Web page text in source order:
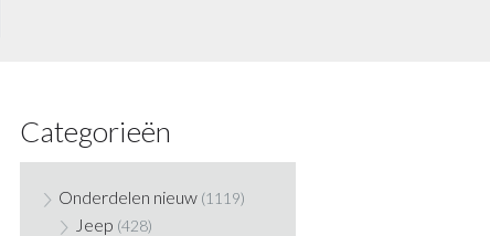
Categorieën
Onderdelen nieuw (1119)
Jeep (428)